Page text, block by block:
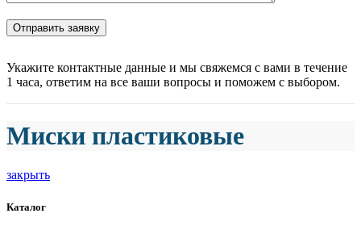
Укажите контактные данные и мы свяжемся с вами в течение
1 часа, ответим на все ваши вопросы и поможем с выбором.
Миски пластиковые
закрыть
Каталог